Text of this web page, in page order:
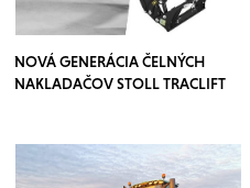
NOVÁ GENERÁCIA ČELNÝCH
NAKLADAČOV STOLL TRACLIFT